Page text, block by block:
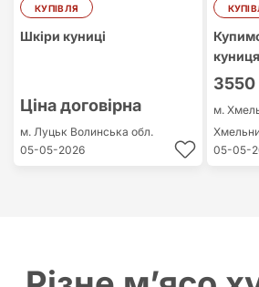
КУПІВЛЯ
Шкіри куниці
Ціна договірна
м. Луцьк Волинська обл.
05-05-2026
3550
м.
05-05-